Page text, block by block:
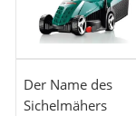
Der Name des
Sichelmähers